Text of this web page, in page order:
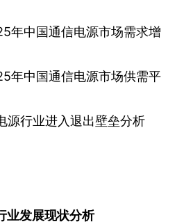
年中国通信电源市场需求增
年中国通信电源市场供需平
源行业进入退出壁垒分析
业发展现状分析